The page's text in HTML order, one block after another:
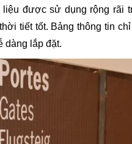
được sử dụng rộng rãi
tiết tốt. Bảng thông tin
dàng lắp đặt.